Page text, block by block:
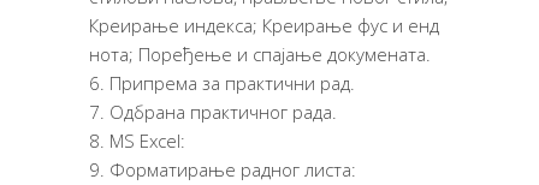
Креирање индекса; Креирање фус и енд
нота; Поређење и спајање докумената.
Припрема за практични рад.
Одбрана практичног рада.
MS Excel:
Форматирање радног листа: